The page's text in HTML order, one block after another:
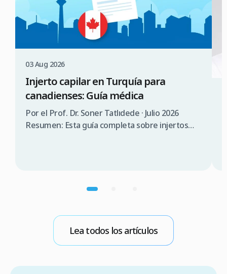
03 Aug 2026
Injerto capilar en Turquía para
canadienses: Guía médica
Por el Prof. Dr. Soner Tatlıdede · Julio 2026
Resumen: Esta guía completa sobre injertos
(90 días sin visado), lista de verificación para
Lea todos los artículos